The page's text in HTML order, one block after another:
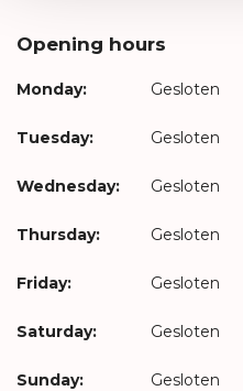
Opening hours
Monday: Gesloten
Tuesday: Gesloten
Wednesday: Gesloten
Thursday: Gesloten
Friday: Gesloten
Saturday: Gesloten
Sunday: Gesloten